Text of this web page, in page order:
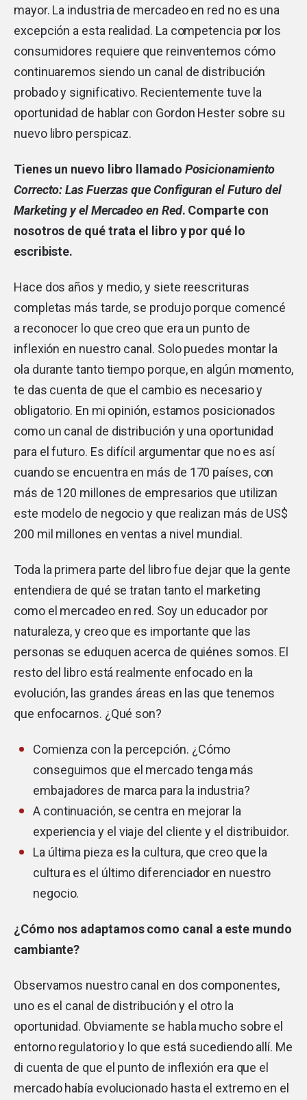
mayor. La industria de mercadeo en red no es una
excepción a esta realidad. La competencia por los
consumidores requiere que reinventemos cómo
continuaremos siendo un canal de distribución
probado y significativo. Recientemente tuve la
oportunidad de hablar con Gordon Hester sobre su
nuevo libro perspicaz.
Tienes un nuevo libro llamado Posicionamiento
Correcto: Las Fuerzas que Configuran el Futuro del
Marketing y el Mercadeo en Red. Comparte con
nosotros de qué trata el libro y por qué lo
escribiste.
Hace dos años y medio, y siete reescrituras
completas más tarde, se produjo porque comencé
a reconocer lo que creo que era un punto de
inflexión en nuestro canal. Solo puedes montar la
ola durante tanto tiempo porque, en algún momento,
te das cuenta de que el cambio es necesario y
obligatorio. En mi opinión, estamos posicionados
como un canal de distribución y una oportunidad
para el futuro. Es difícil argumentar que no es así
cuando se encuentra en más de 170 países, con
más de 120 millones de empresarios que utilizan
este modelo de negocio y que realizan más de US$
200 mil millones en ventas a nivel mundial.
Toda la primera parte del libro fue dejar que la gente
entendiera de qué se tratan tanto el marketing
como el mercadeo en red. Soy un educador por
naturaleza, y creo que es importante que las
personas se eduquen acerca de quiénes somos. El
resto del libro está realmente enfocado en la
evolución, las grandes áreas en las que tenemos
que enfocarnos. ¿Qué son?
Comienza con la percepción. ¿Cómo
conseguimos que el mercado tenga más
embajadores de marca para la industria?
A continuación, se centra en mejorar la
experiencia y el viaje del cliente y el distribuidor.
La última pieza es la cultura, que creo que la
cultura es el último diferenciador en nuestro
negocio.
¿Cómo nos adaptamos como canal a este mundo
cambiante?
Observamos nuestro canal en dos componentes,
uno es el canal de distribución y el otro la
oportunidad. Obviamente se habla mucho sobre el
entorno regulatorio y lo que está sucediendo allí. Me
di cuenta de que el punto de inflexión era que el
mercado había evolucionado hasta el extremo en el